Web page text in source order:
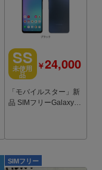
SS
未使用
品
￥24,000
「モバイルスター」新
品 SIMフリーGalaxy A
SIMフリー